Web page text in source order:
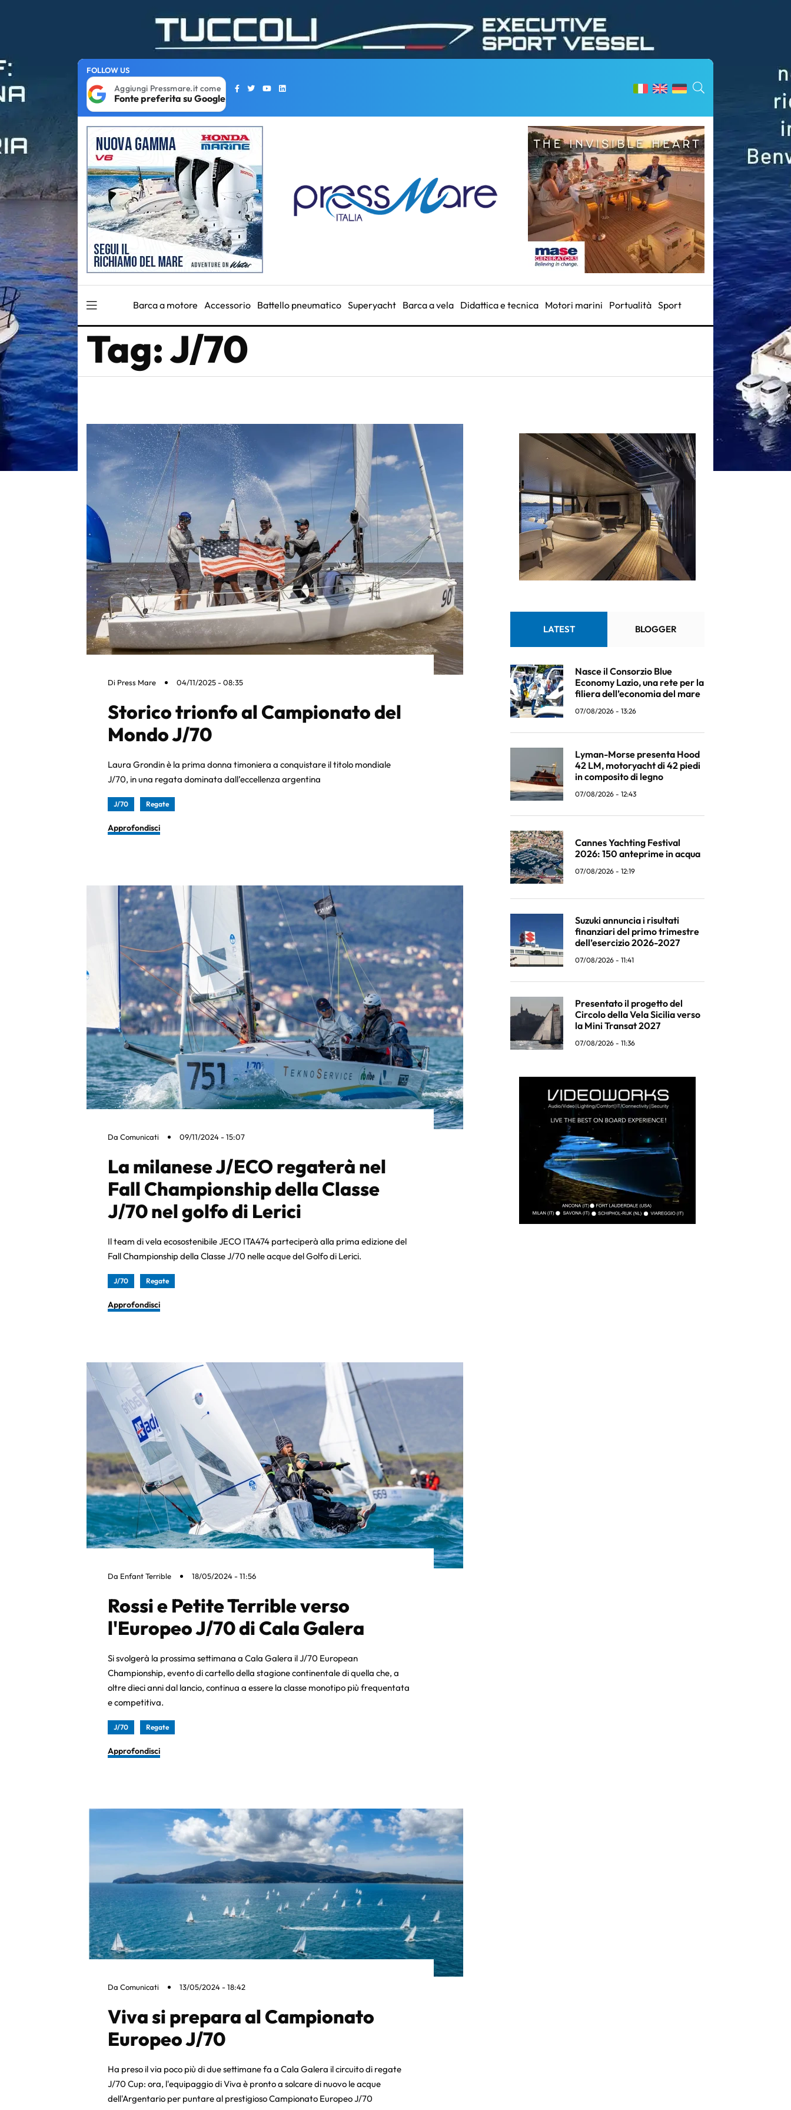
FOLLOW US
Aggiungi Pressmare.it come
Fonte preferita su Google
Barca a motore Accessorio Battello pneumatico Superyacht Barca a vela Didattica e tecnica Motori marini Portualità Sport
Tag: J/70
Di Press Mare 04/11/2025 - 08:35
Storico trionfo al Campionato del
Mondo J/70
Laura Grondin è la prima donna timoniera a conquistare il titolo mondiale
J/70, in una regata dominata dall’eccellenza argentina
J/70 Regate
Approfondisci
Da Comunicati 09/11/2024 - 15:07
La milanese J/ECO regaterà nel
Fall Championship della Classe
J/70 nel golfo di Lerici
Il team di vela ecosostenibile JECO ITA474 parteciperà alla prima edizione del
Fall Championship della Classe J/70 nelle acque del Golfo di Lerici.
J/70 Regate
Approfondisci
Da Enfant Terrible 18/05/2024 - 11:56
Rossi e Petite Terrible verso
l'Europeo J/70 di Cala Galera
Si svolgerà la prossima settimana a Cala Galera il J/70 European
Championship, evento di cartello della stagione continentale di quella che, a
oltre dieci anni dal lancio, continua a essere la classe monotipo più frequentata
e competitiva.
J/70 Regate
Approfondisci
Da Comunicati 13/05/2024 - 18:42
Viva si prepara al Campionato
Europeo J/70
Ha preso il via poco più di due settimane fa a Cala Galera il circuito di regate
J/70 Cup: ora, l'equipaggio di Viva è pronto a solcare di nuovo le acque
dell'Argentario per puntare al prestigioso Campionato Europeo J/70
LATEST BLOGGER
Nasce il Consorzio Blue
Economy Lazio, una rete per la
filiera dell’economia del mare
07/08/2026 - 13:26
Lyman-Morse presenta Hood
42 LM, motoryacht di 42 piedi
in composito di legno
07/08/2026 - 12:43
Cannes Yachting Festival
2026: 150 anteprime in acqua
07/08/2026 - 12:19
Suzuki annuncia i risultati
finanziari del primo trimestre
dell’esercizio 2026-2027
07/08/2026 - 11:41
Presentato il progetto del
Circolo della Vela Sicilia verso
la Mini Transat 2027
07/08/2026 - 11:36